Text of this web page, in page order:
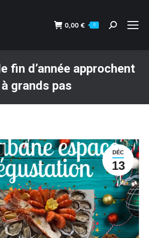
0,00 € 0
Recherche
fin d’année approchent
à grands pas
DÉC
13